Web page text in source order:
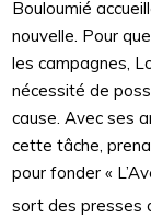
Bouloumié
nouvelle. Pour
les campagnes,
nécessité de
cause. Avec ses
cette tâche,
pour fonder «
sort des presses